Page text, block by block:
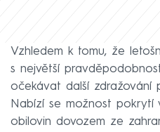
Vzhledem k tomu, že
s největší
očekávat další zdražování
Nabízí se možnost pokrytí
obilovin dovozem ze